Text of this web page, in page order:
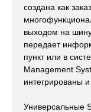
создана как
выходом на
передает
пункт или в
Management
интегрированы
Универсальные